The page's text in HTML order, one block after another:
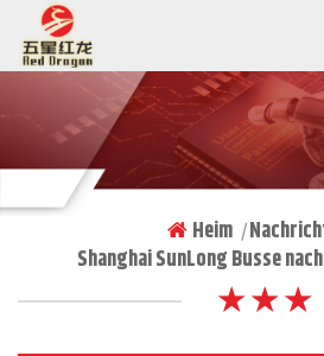
Heim |
Shanghai SunLong Busse
★ ★ ★